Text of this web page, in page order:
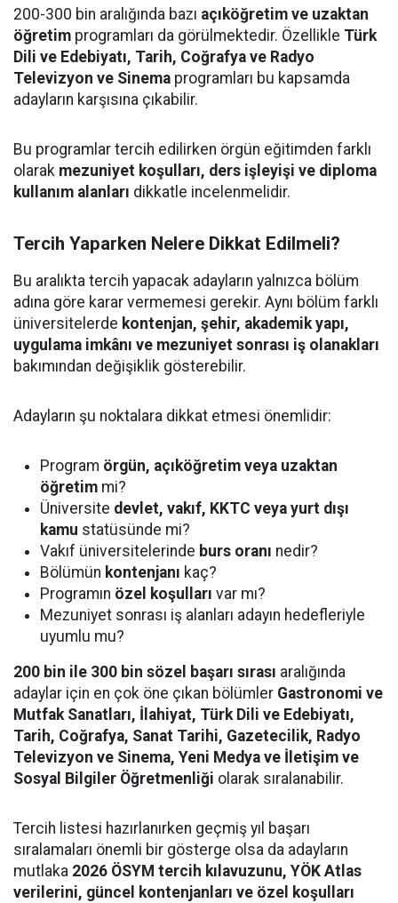
200-300 bin aralığında bazı açıköğretim ve uzaktan
öğretim programları da görülmektedir. Özellikle Türk
Dili ve Edebiyatı, Tarih, Coğrafya ve Radyo
Televizyon ve Sinema programları bu kapsamda
adayların karşısına çıkabilir.
Bu programlar tercih edilirken örgün eğitimden farklı
olarak mezuniyet koşulları, ders işleyişi ve diploma
kullanım alanları dikkatle incelenmelidir.
Tercih Yaparken Nelere Dikkat Edilmeli?
Bu aralıkta tercih yapacak adayların yalnızca bölüm
adına göre karar vermemesi gerekir. Aynı bölüm farklı
üniversitelerde kontenjan, şehir, akademik yapı,
uygulama imkânı ve mezuniyet sonrası iş olanakları
bakımından değişiklik gösterebilir.
Adayların şu noktalara dikkat etmesi önemlidir:
Program örgün, açıköğretim veya uzaktan
öğretim mi?
Üniversite devlet, vakıf, KKTC veya yurt dışı
kamu statüsünde mi?
Vakıf üniversitelerinde burs oranı nedir?
Bölümün kontenjanı kaç?
Programın özel koşulları var mı?
Mezuniyet sonrası iş alanları adayın hedefleriyle
uyumlu mu?
200 bin ile 300 bin sözel başarı sırası aralığında
adaylar için en çok öne çıkan bölümler Gastronomi ve
Mutfak Sanatları, İlahiyat, Türk Dili ve Edebiyatı,
Tarih, Coğrafya, Sanat Tarihi, Gazetecilik, Radyo
Televizyon ve Sinema, Yeni Medya ve İletişim ve
Sosyal Bilgiler Öğretmenliği olarak sıralanabilir.
Tercih listesi hazırlanırken geçmiş yıl başarı
sıralamaları önemli bir gösterge olsa da adayların
mutlaka 2026 ÖSYM tercih kılavuzunu, YÖK Atlas
verilerini, güncel kontenjanları ve özel koşulları